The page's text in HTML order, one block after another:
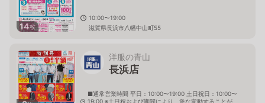
14枚
10:00〜19:00
滋賀県長浜市八幡中山町55
洋服の青山
長浜店
■通常営業時間 平日：10:00〜19:00 土日祝日：10:00〜
19:00 ※土日祝および期間により、急な変動することが